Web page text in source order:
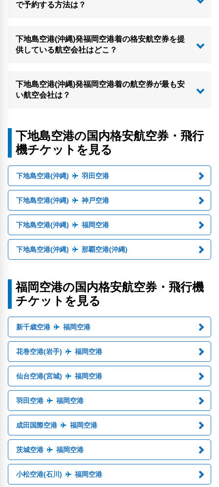
で予約する方法は？
下地島空港(沖縄)発福岡空港着の格安航空券を提
供している航空会社はどこ？
下地島空港(沖縄)発福岡空港着の航空券が最も安
い航空会社は？
下地島空港の国内格安航空券・飛行
機チケットを見る
下地島空港(沖縄) 羽田空港
下地島空港(沖縄) 神戸空港
下地島空港(沖縄) 福岡空港
下地島空港(沖縄) 那覇空港(沖縄)
福岡空港の国内格安航空券・飛行機
チケットを見る
新千歳空港 福岡空港
花巻空港(岩手) 福岡空港
仙台空港(宮城) 福岡空港
羽田空港 福岡空港
成田国際空港 福岡空港
茨城空港 福岡空港
小松空港(石川) 福岡空港